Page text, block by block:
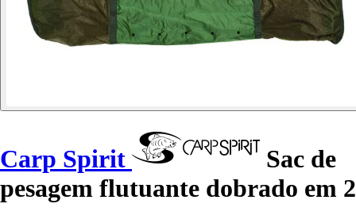
Carp Spirit
Sac de
pesagem flutuante dobrado em 2